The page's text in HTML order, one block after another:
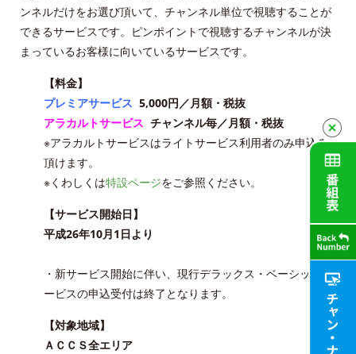
ンネルだけをお選び頂いて、チャンネル単位で視聴することが
できるサービスです。ピンポイントで視聴するチャンネルが決
まっているお客様に向いているサービスです。
【料金】
プレミアサービス 5,000円／月額・税抜
アラカルトサービス チャンネル毎／月額・税抜
※アラカルトサービスはライトサービス利用者のみ申込み
頂けます。
※くわしくは特設ページをご参照ください。
【サービス開始日】
平成26年10月1日より
・新サービス開始に伴い、現行デラックス・ベーシックサ
ービスの申込受付は終了となります。
【対象地域】
ＡＣＣＳ全エリア
アクセス
Service guidance (in English)
Channel Table
ACCSTV
ACCSnet
Cable-plus Phone
Service